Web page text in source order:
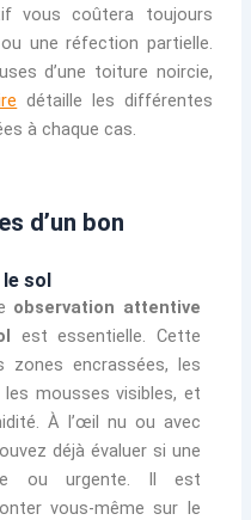
vous coûtera toujours
une réfection partielle.
d’une toiture noircie,
détaille les différentes
à chaque cas.
d’un bon
sol
observation attentive
est essentielle. Cette
zones encrassées, les
mousses visibles, et
À l’œil nu ou avec
déjà évaluer si une
ou urgente. Il est
vous-même sur le